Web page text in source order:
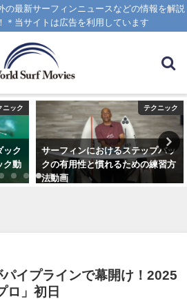
の最新サーフィンニュースなどの情報を解説
＊当サイトは広告を利用しています
ニック
バッ
習方
トレーニング
サーフィンのパドリングが早くな
り楽になるプールでのトレーニン
グ方法
イプラインで幕開け！2025
ロ」初日